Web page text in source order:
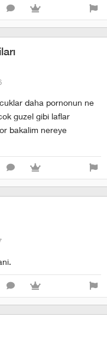
daha pornonun ne
guzel gibi laflar
bakalim nereye